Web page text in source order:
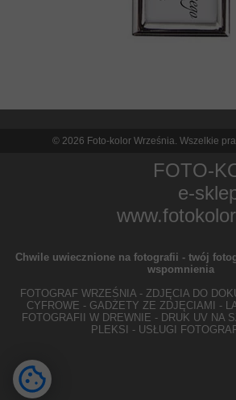
FOTO-
e-
Chwile uwiecznione na fotografii - twój
wspomnienia
FOTOGRAF WRZEŚNIA - ZDJĘCIA DO
CYFROWE - GADŻETY ZE ZDJĘCIAMI -
FOTOGRAFII W DREWNIE - DRUK UV NA
PLEKSI - USŁUGI
© 2026 Foto-kolor Września. Wszelkie